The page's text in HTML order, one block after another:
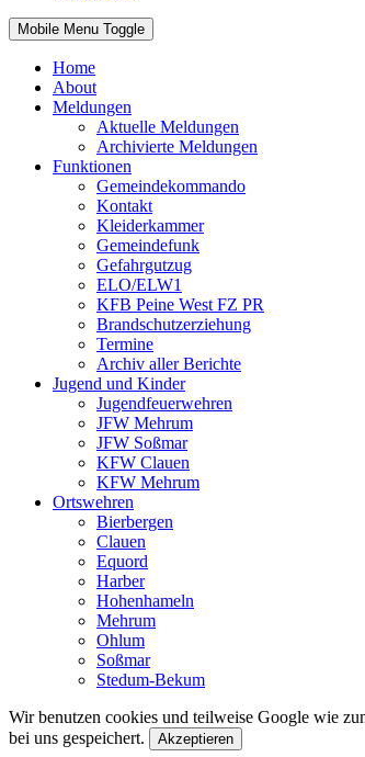
Mobile Menu Toggle
Home
About
Meldungen
Aktuelle Meldungen
Archivierte Meldungen
Funktionen
Gemeindekommando
Kontakt
Kleiderkammer
Gemeindefunk
Gefahrgutzug
ELO/ELW1
KFB Peine West FZ PR
Brandschutzerziehung
Termine
Archiv aller Berichte
Jugend und Kinder
Jugendfeuerwehren
JFW Mehrum
JFW Soßmar
KFW Clauen
KFW Mehrum
Ortswehren
Bierbergen
Clauen
Equord
Harber
Hohenhameln
Mehrum
Ohlum
Soßmar
Stedum-Bekum
Wir benutzen cookies und teilweise Google wie
bei uns gespeichert.
Akzeptieren